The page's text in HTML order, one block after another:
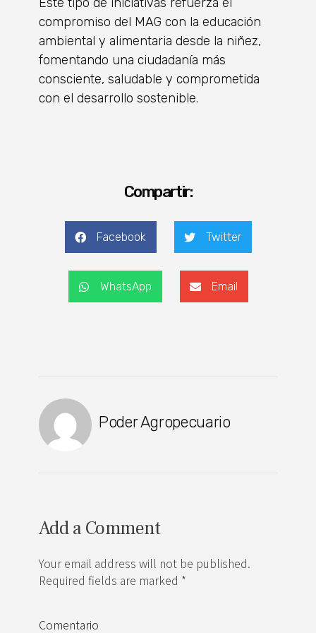
compromiso del MAG con la educación
ambiental y alimentaria desde la niñez,
fomentando una ciudadanía más
consciente, saludable y comprometida
con el desarrollo sostenible.
Compartir:
Facebook Twitter
WhatsApp Email
Poder Agropecuario
Add a Comment
Your email address will not be published.
Required fields are marked *
Comentario